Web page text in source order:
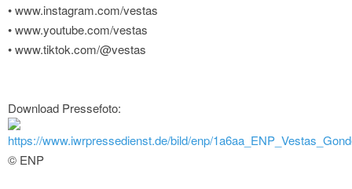
• www.instagram.com/vestas
• www.youtube.com/vestas
• www.tiktok.com/@vestas
Download Pressefoto:
https://www.iwrpressedienst.de/bild/enp/
© ENP